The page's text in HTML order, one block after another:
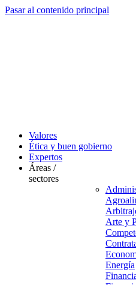
Pasar al contenido principal
Valores
Ética y buen gobierno
Expertos
Áreas /
sectores
Arte y
Energía